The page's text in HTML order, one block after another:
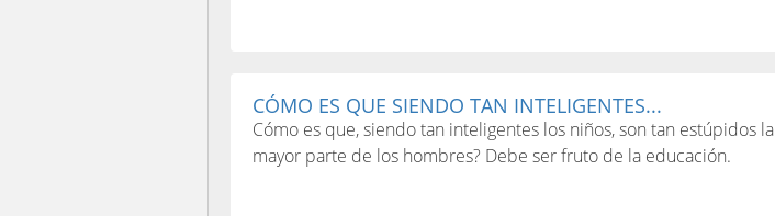
CÓMO ES QUE SIENDO TAN INTELIGENTES...
Cómo es que, siendo tan inteligentes los niños, son tan estúpidos la
mayor parte de los hombres? Debe ser fruto de la educación.